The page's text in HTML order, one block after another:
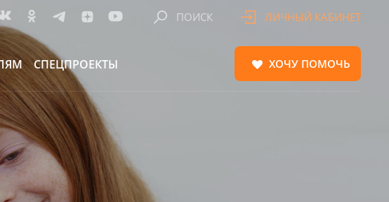
СПЕЦПРОЕКТЫ
ПОИСК ЛИЧНЫЙ КАБИНЕТ
ХОЧУ ПОМОЧЬ